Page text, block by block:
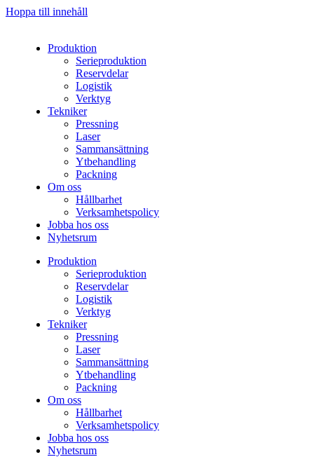
Hoppa till innehåll
Produktion
Serieproduktion
Reservdelar
Logistik
Verktyg
Tekniker
Pressning
Laser
Sammansättning
Ytbehandling
Packning
Om oss
Hållbarhet
Verksamhetspolicy
Jobba hos oss
Nyhetsrum
Produktion
Serieproduktion
Reservdelar
Logistik
Verktyg
Tekniker
Pressning
Laser
Sammansättning
Ytbehandling
Packning
Om oss
Hållbarhet
Verksamhetspolicy
Jobba hos oss
Nyhetsrum